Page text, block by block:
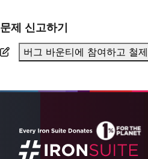
문제 신고하기
버그 바운티에 참여하고 철